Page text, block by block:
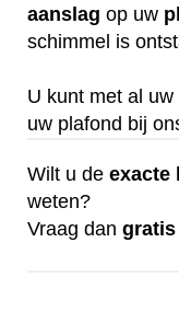
aanslag op uw
schimmel is
U kunt met al
uw plafond bij
Wilt u de exacte
weten?
Vraag dan gratis